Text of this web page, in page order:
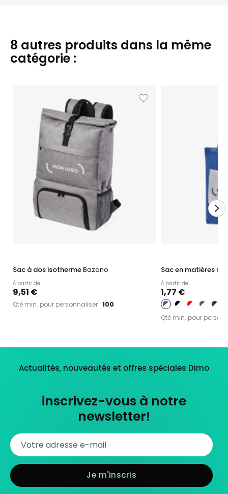
8 autres produits dans la même
catégorie :
Sac à dos isothermeBazano
À partir de
9,51 €
Qté min. pour personnaliser : 100
Sac en matières
À partir de
1,77 €
Qté min. pour
Actualités, nouveautés et offres spéciales Dimo
inscrivez-vous à notre
newsletter!